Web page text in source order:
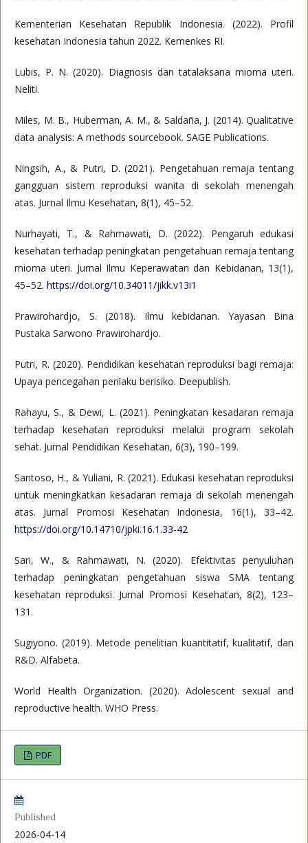
Kementerian Kesehatan Republik Indonesia. (2022). Profil
kesehatan Indonesia tahun 2022. Kemenkes RI.
Lubis, P. N. (2020). Diagnosis dan tatalaksana mioma uteri.
Neliti.
Miles, M. B., Huberman, A. M., & Saldaña, J. (2014). Qualitative
data analysis: A methods sourcebook. SAGE Publications.
Ningsih, A., & Putri, D. (2021). Pengetahuan remaja tentang
gangguan sistem reproduksi wanita di sekolah menengah
atas. Jurnal Ilmu Kesehatan, 8(1), 45–52.
Nurhayati, T., & Rahmawati, D. (2022). Pengaruh edukasi
kesehatan terhadap peningkatan pengetahuan remaja tentang
mioma uteri. Jurnal Ilmu Keperawatan dan Kebidanan, 13(1),
45–52. https://doi.org/10.34011/jikk.v13i1
Prawirohardjo, S. (2018). Ilmu kebidanan. Yayasan Bina
Pustaka Sarwono Prawirohardjo.
Putri, R. (2020). Pendidikan kesehatan reproduksi bagi remaja:
Upaya pencegahan perilaku berisiko. Deepublish.
Rahayu, S., & Dewi, L. (2021). Peningkatan kesadaran remaja
terhadap kesehatan reproduksi melalui program sekolah
sehat. Jurnal Pendidikan Kesehatan, 6(3), 190–199.
Santoso, H., & Yuliani, R. (2021). Edukasi kesehatan reproduksi
untuk meningkatkan kesadaran remaja di sekolah menengah
atas. Jurnal Promosi Kesehatan Indonesia, 16(1), 33–42.
https://doi.org/10.14710/jpki.16.1.33-42
Sari, W., & Rahmawati, N. (2020). Efektivitas penyuluhan
terhadap peningkatan pengetahuan siswa SMA tentang
kesehatan reproduksi. Jurnal Promosi Kesehatan, 8(2), 123–
131.
Sugiyono. (2019). Metode penelitian kuantitatif, kualitatif, dan
R&D. Alfabeta.
World Health Organization. (2020). Adolescent sexual and
reproductive health. WHO Press.
PDF
Published
2026-04-14